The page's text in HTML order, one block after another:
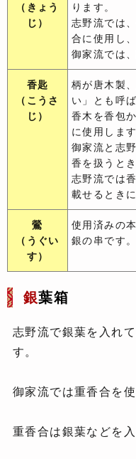
（きょう
じ）
ります。
志野流では
合に使用し、
御家流では
香匙
（こうさ
じ）
柄が唐木製
い」とも呼
香木を香包
に使用します
御家流と志
香を扱うと
志野流では
載せるとき
鶯
（うぐい
す）
使用済みの
銀の串です。
銀葉箱
志野流で銀葉を入れ
す。
御家流では重香合を使
重香合は銀葉などを